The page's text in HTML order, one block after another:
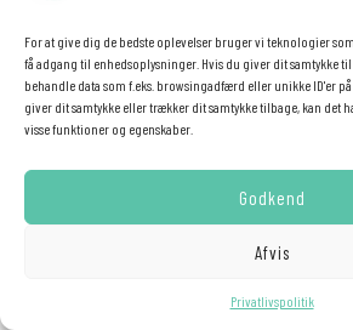
For at give dig de bedste oplevelser bruger vi teknologier
få adgang til enhedsoplysninger. Hvis du giver dit samtykke
behandle data som f.eks. browsingadfærd eller unikke ID'er
giver dit samtykke eller trækker dit samtykke tilbage, kan det
visse funktioner og egenskaber.
Godkend
Afvis
Privatlivspolitik
Hemmelig rabat